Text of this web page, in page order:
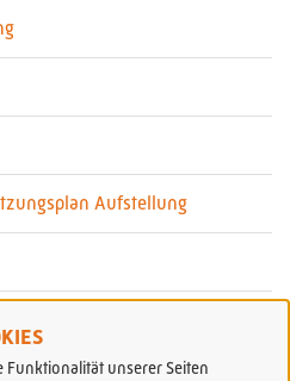
Funktionalität unserer Seiten
Aufstellung